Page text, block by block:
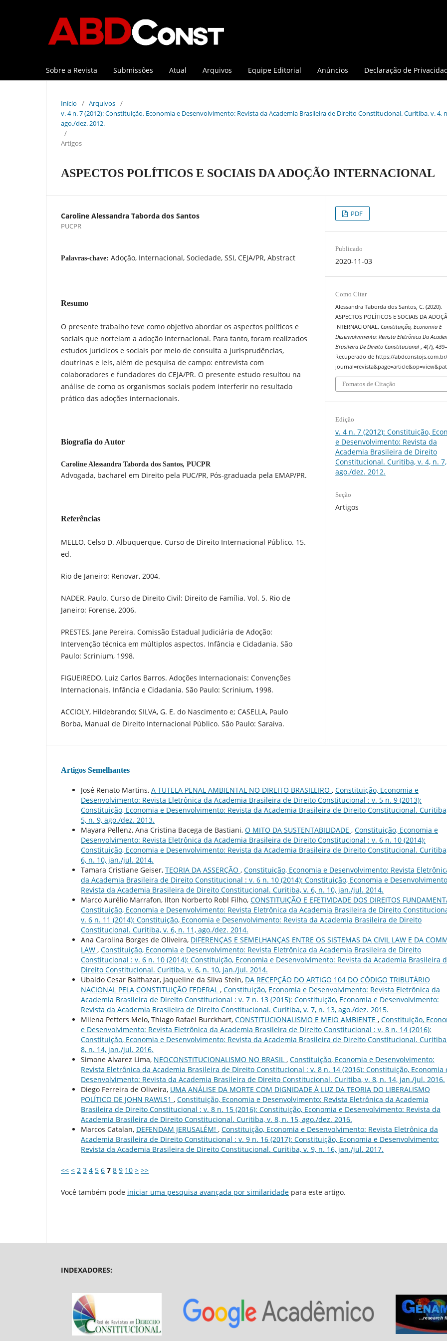
Sobre a Revista Submissões Atual Arquivos Equipe Editorial Anúncios Declaração de
Início / Arquivos /
v. 4 n. 7 (2012): Constituição, Economia e Desenvolvimento: Revista da Academia Brasileira de Direito Constitucional. Curitiba, v. 4,
ago./dez. 2012.
/
Artigos
ASPECTOS POLÍTICOS E SOCIAIS DA ADOÇÃO INTERNACIONAL
Caroline Alessandra Taborda dos Santos
PUCPR
Palavras-chave: Adoção, Internacional, Sociedade, SSI, CEJA/PR, Abstract
Resumo
O presente trabalho teve como objetivo abordar os aspectos políticos e
sociais que norteiam a adoção internacional. Para tanto, foram realizados
estudos jurídicos e sociais por meio de consulta a jurisprudências,
doutrinas e leis, além de pesquisa de campo: entrevista com
colaboradores e fundadores do CEJA/PR. O presente estudo resultou na
análise de como os organismos sociais podem interferir no resultado
prático das adoções internacionais.
Biografia do Autor
Caroline Alessandra Taborda dos Santos, PUCPR
Advogada, bacharel em Direito pela PUC/PR, Pós-graduada pela EMAP/PR.
Referências
MELLO, Celso D. Albuquerque. Curso de Direito Internacional Público. 15.
ed.
Rio de Janeiro: Renovar, 2004.
NADER, Paulo. Curso de Direito Civil: Direito de Família. Vol. 5. Rio de
Janeiro: Forense, 2006.
PRESTES, Jane Pereira. Comissão Estadual Judiciária de Adoção:
Intervenção técnica em múltiplos aspectos. Infância e Cidadania. São
Paulo: Scrinium, 1998.
FIGUEIREDO, Luiz Carlos Barros. Adoções Internacionais: Convenções
Internacionais. Infância e Cidadania. São Paulo: Scrinium, 1998.
ACCIOLY, Hildebrando; SILVA, G. E. do Nascimento e; CASELLA, Paulo
Borba, Manual de Direito Internacional Público. São Paulo: Saraiva.
PDF
Publicado
2020-11-03
Como Citar
Alessandra Taborda dos Santos, C. (2020).
ASPECTOS POLÍTICOS E SOCIAIS DA
INTERNACIONAL.Constituição, Economia E
Desenvolvimento: Revista Eletrônica Da
Brasileira De Direito Constitucional,4(7),
Recuperado de https://
Fomatos de Citação
Edição
v. 4 n. 7 (2012): Constituição,
e Desenvolvimento: Revista da
Academia Brasileira de Direito
Constitucional. Curitiba, v. 4, n. 7,
ago./dez. 2012.
Seção
Artigos
Artigos Semelhantes
José Renato Martins, A TUTELA PENAL AMBIENTAL NO DIREITO BRASILEIRO , Constituição, Economia e
Desenvolvimento: Revista Eletrônica da Academia Brasileira de Direito Constitucional : v. 5 n. 9 (2013):
Constituição, Economia e Desenvolvimento: Revista da Academia Brasileira de Direito Constitucional.
5, n. 9, ago./dez. 2013.
Mayara Pellenz, Ana Cristina Bacega de Bastiani, O MITO DA SUSTENTABILIDADE , Constituição, Economia e
Desenvolvimento: Revista Eletrônica da Academia Brasileira de Direito Constitucional : v. 6 n. 10 (2014):
Constituição, Economia e Desenvolvimento: Revista da Academia Brasileira de Direito Constitucional.
6, n. 10, jan./jul. 2014.
Tamara Cristiane Geiser, TEORIA DA ASSERÇÃO , Constituição, Economia e Desenvolvimento: Revista
da Academia Brasileira de Direito Constitucional : v. 6 n. 10 (2014): Constituição, Economia e
Revista da Academia Brasileira de Direito Constitucional. Curitiba, v. 6, n. 10, jan./jul. 2014.
Marco Aurélio Marrafon, Ilton Norberto Robl Filho, CONSTITUIÇÃO E EFETIVIDADE DOS DIREITOS
Constituição, Economia e Desenvolvimento: Revista Eletrônica da Academia Brasileira de Direito
v. 6 n. 11 (2014): Constituição, Economia e Desenvolvimento: Revista da Academia Brasileira de Direito
Constitucional. Curitiba, v. 6, n. 11, ago./dez. 2014.
Ana Carolina Borges de Oliveira, DIFERENÇAS E SEMELHANÇAS ENTRE OS SISTEMAS DA CIVIL LAW E DA
LAW , Constituição, Economia e Desenvolvimento: Revista Eletrônica da Academia Brasileira de Direito
Constitucional : v. 6 n. 10 (2014): Constituição, Economia e Desenvolvimento: Revista da Academia Brasileira
Direito Constitucional. Curitiba, v. 6, n. 10, jan./jul. 2014.
Ubaldo Cesar Balthazar, Jaqueline da Silva Stein, DA RECEPÇÃO DO ARTIGO 104 DO CÓDIGO TRIBUTÁRIO
NACIONAL PELA CONSTITUIÇÃO FEDERAL , Constituição, Economia e Desenvolvimento: Revista Eletrônica da
Academia Brasileira de Direito Constitucional : v. 7 n. 13 (2015): Constituição, Economia e Desenvolvimento:
Revista da Academia Brasileira de Direito Constitucional. Curitiba, v. 7, n. 13, ago./dez. 2015.
Milena Petters Melo, Thiago Rafael Burckhart, CONSTITUCIONALISMO E MEIO AMBIENTE , Constituição,
e Desenvolvimento: Revista Eletrônica da Academia Brasileira de Direito Constitucional : v. 8 n. 14 (2016):
Constituição, Economia e Desenvolvimento: Revista da Academia Brasileira de Direito Constitucional.
8, n. 14, jan./jul. 2016.
Simone Alvarez Lima, NEOCONSTITUCIONALISMO NO BRASIL , Constituição, Economia e Desenvolvimento:
Revista Eletrônica da Academia Brasileira de Direito Constitucional : v. 8 n. 14 (2016): Constituição, Economia
Desenvolvimento: Revista da Academia Brasileira de Direito Constitucional. Curitiba, v. 8, n. 14, jan./jul. 2016.
Diego Ferreira de Oliveira, UMA ANÁLISE DA MORTE COM DIGNIDADE À LUZ DA TEORIA DO LIBERALISMO
POLÍTICO DE JOHN RAWLS1 , Constituição, Economia e Desenvolvimento: Revista Eletrônica da Academia
Brasileira de Direito Constitucional : v. 8 n. 15 (2016): Constituição, Economia e Desenvolvimento: Revista da
Academia Brasileira de Direito Constitucional. Curitiba, v. 8, n. 15, ago./dez. 2016.
Marcos Catalan, DEFENDAM JERUSALÉM! , Constituição, Economia e Desenvolvimento: Revista Eletrônica da
Academia Brasileira de Direito Constitucional : v. 9 n. 16 (2017): Constituição, Economia e Desenvolvimento:
Revista da Academia Brasileira de Direito Constitucional. Curitiba, v. 9, n. 16, jan./jul. 2017.
<< < 2 3 4 5 6 7 8 9 10 > >>
Você também pode iniciar uma pesquisa avançada por similaridade para este artigo.
INDEXADORES: